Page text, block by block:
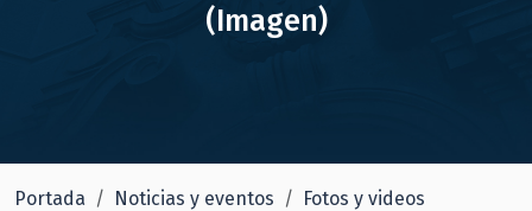
(Imagen)
Portada Noticias y eventos
Fotos y videos